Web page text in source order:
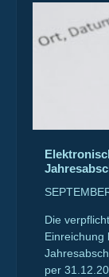
Die
Einreichung
per